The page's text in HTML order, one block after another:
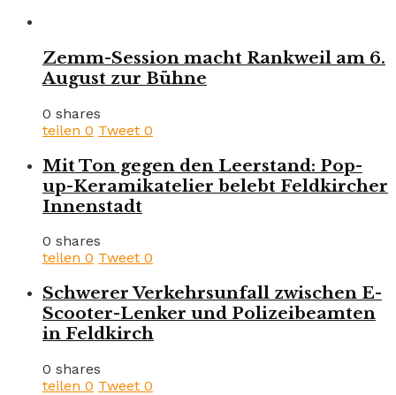
Zemm-Session macht Rankweil am 6.
August zur Bühne
0 shares
teilen 0 Tweet 0
Mit Ton gegen den Leerstand: Pop-
up-Keramikatelier belebt Feldkircher
Innenstadt
0 shares
teilen 0 Tweet 0
Schwerer Verkehrsunfall zwischen E-
Scooter-Lenker und Polizeibeamten
in Feldkirch
0 shares
teilen 0 Tweet 0